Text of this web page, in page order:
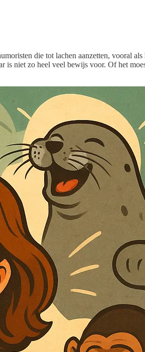
die tot lachen aanzetten, vooral
niet zo heel veel bewijs voor. Of het